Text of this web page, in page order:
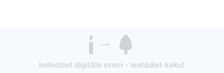
Iededziet digitālo sveci - iestādiet koku!